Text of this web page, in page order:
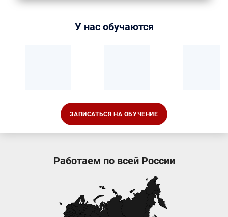
У нас обучаются
ЗАПИСАТЬСЯ НА ОБУЧЕНИЕ
Работаем по всей России